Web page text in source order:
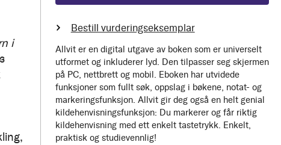
i
Bestill vurderingseksemplar
Allvit er en digital utgave av boken som er universelt
utformet og inkluderer lyd. Den tilpasser seg skjermen
på PC, nettbrett og mobil. Eboken har utvidede
funksjoner som fullt søk, oppslag i bøkene, notat- og
markeringsfunksjon. Allvit gir deg også en helt genial
kildehenvisningsfunksjon: Du markerer og får riktig
kildehenvisning med ett enkelt tastetrykk. Enkelt,
praktisk og studievennlig!